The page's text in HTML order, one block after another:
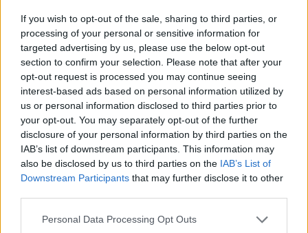
If you wish to opt-out of the sale, sharing to third parties, or
processing of your personal or sensitive information for
targeted advertising by us, please use the below opt-out
section to confirm your selection. Please note that after your
opt-out request is processed you may continue seeing
interest-based ads based on personal information utilized by
us or personal information disclosed to third parties prior to
your opt-out. You may separately opt-out of the further
disclosure of your personal information by third parties on the
IAB’s list of downstream participants. This information may
also be disclosed by us to third parties on the IAB’s List of
Downstream Participants that may further disclose it to other
Personal Data Processing Opt Outs
Institute of Advanced Studies καθηγητής Πέτρος
Κουμουτσάκοςαναφέρθηκε στην επιθυμία των
Ελλήνων ακαδημαϊκών της Διασποράς να
βοηθήσουν στην ανάπτυξη της Ελλάδας
τονίζοντας τον ρόλο του Ινστιτούτου στην
προώθηση συνεργασιών, ενώη καθηγήτρια
Αλεξάνδρα Τουρούτογλου από το HBA-USA
(Hellenic Bioscientific Institute of the USA)
αναφέρθηκε σε προγράμματα ανταλλαγής και
καθοδήγησης για νέους φοιτητές.
Στο κλείσιμο της εκδήλωσης έγινε αναφορά και σε